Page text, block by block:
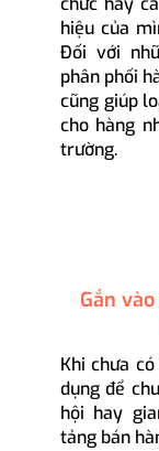
hiệu của
Đối với
phân phối
cũng giúp
cho hàng
trường.
Gắn
Khi chưa
dụng để
hội hay
tảng bán